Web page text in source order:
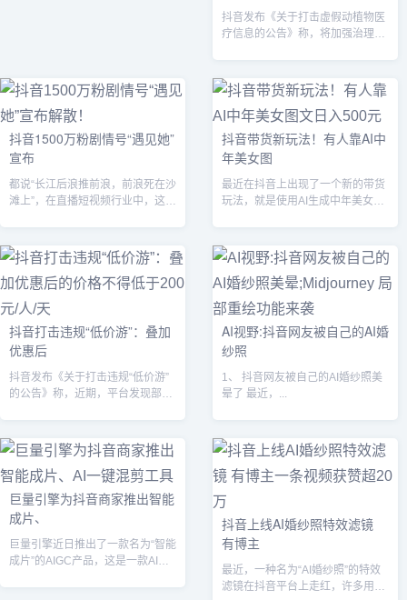
抖音发布《关于打击虚假动植物医
疗信息的公告》称，将加强治理自
抖音1500万粉剧情号“遇见她”
宣布
都说“长江后浪推前浪，前浪死在沙
滩上”，在直播短视频行业中，这种
抖音带货新玩法！有人靠AI中
年美女图
最近在抖音上出现了一个新的带货
玩法，就是使用AI生成中年美女的
抖音打击违规“低价游”：叠加
优惠后
抖音发布《关于打击违规“低价游”
的公告》称，近期，平台发现部分
AI视野:抖音网友被自己的AI婚
纱照
1、 抖音网友被自己的AI婚纱照美
晕了 最近，...
巨量引擎为抖音商家推出智能
成片、
巨量引擎近日推出了一款名为“智能
成片”的AIGC产品，这是一款AI智
抖音上线AI婚纱照特效滤镜
有博主
最近，一种名为“AI婚纱照”的特效
滤镜在抖音平台上走红，许多用户